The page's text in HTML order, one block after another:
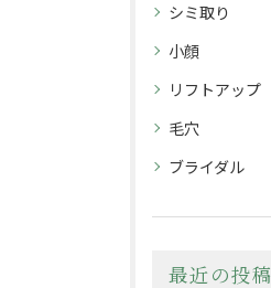
シミ取り
小顔
リフトアップ
毛穴
ブライダル
最近の投稿